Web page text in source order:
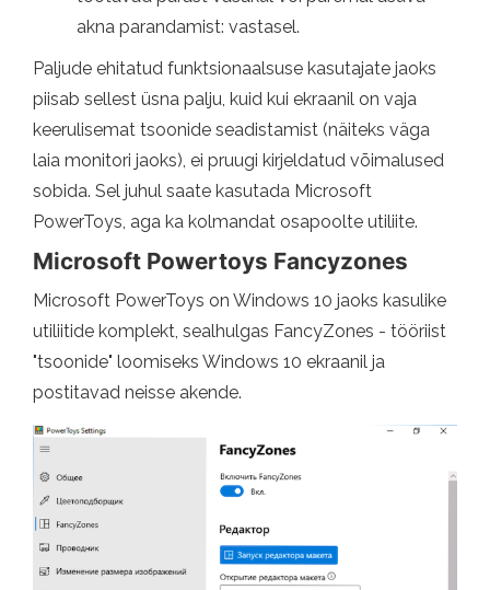
akna parandamist: vastasel.
Paljude ehitatud funktsionaalsuse kasutajate jaoks
piisab sellest üsna palju, kuid kui ekraanil on vaja
keerulisemat tsoonide seadistamist (näiteks väga
laia monitori jaoks), ei pruugi kirjeldatud võimalused
sobida. Sel juhul saate kasutada Microsoft
PowerToys, aga ka kolmandat osapoolte utiliite.
Microsoft Powertoys Fancyzones
Microsoft PowerToys on Windows 10 jaoks kasulike
utiliitide komplekt, sealhulgas FancyZones - tööriist
"tsoonide" loomiseks Windows 10 ekraanil ja
postitavad neisse akende.